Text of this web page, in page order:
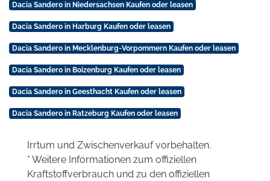
Dacia Sandero in Niedersachsen Kaufen oder leasen
Dacia Sandero in Harburg Kaufen oder leasen
Dacia Sandero in Mecklenburg-Vorpommern Kaufen oder leasen
Dacia Sandero in Boizenburg Kaufen oder leasen
Dacia Sandero in Geesthacht Kaufen oder leasen
Dacia Sandero in Ratzeburg Kaufen oder leasen
Irrtum und Zwischenverkauf vorbehalten.
* Weitere Informationen zum offiziellen
Kraftstoffverbrauch und zu den offiziellen